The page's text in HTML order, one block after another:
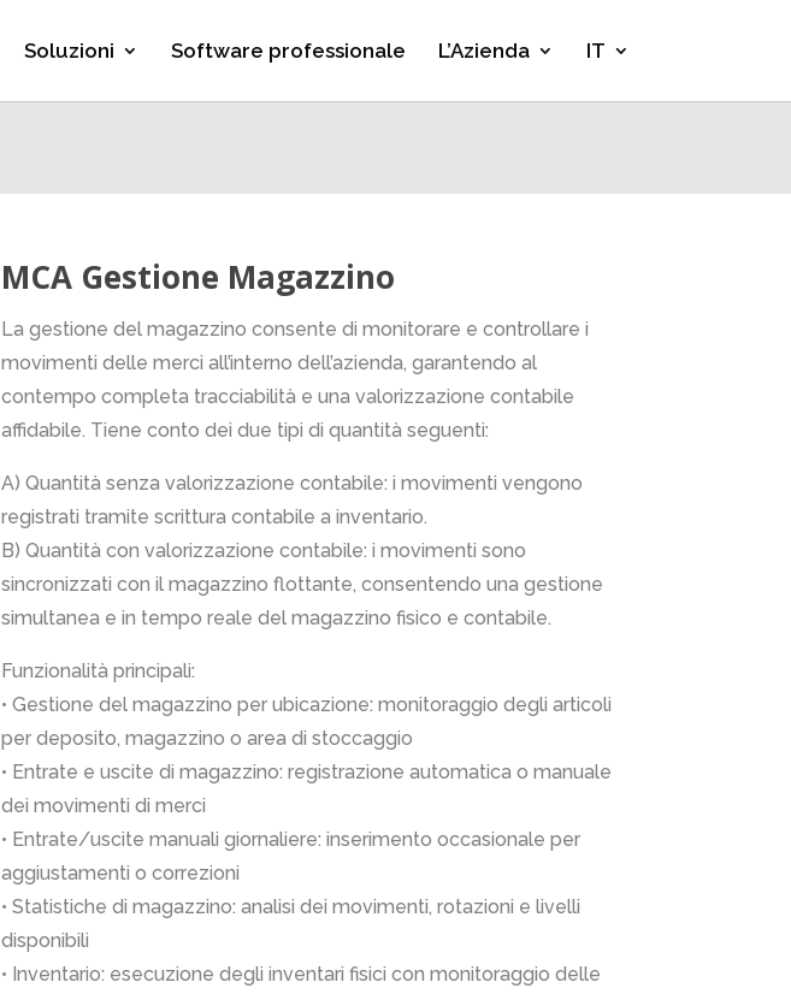
Soluzioni Software professionale L’Azienda IT
MCA Gestione Magazzino
La gestione del magazzino consente di monitorare e controllare i
movimenti delle merci all’interno dell’azienda, garantendo al
contempo completa tracciabilità e una valorizzazione contabile
affidabile. Tiene conto dei due tipi di quantità seguenti:
A) Quantità senza valorizzazione contabile: i movimenti vengono
registrati tramite scrittura contabile a inventario.
B) Quantità con valorizzazione contabile: i movimenti sono
sincronizzati con il magazzino flottante, consentendo una gestione
simultanea e in tempo reale del magazzino fisico e contabile.
Funzionalità principali:
• Gestione del magazzino per ubicazione: monitoraggio degli articoli
per deposito, magazzino o area di stoccaggio
• Entrate e uscite di magazzino: registrazione automatica o manuale
dei movimenti di merci
• Entrate/uscite manuali giornaliere: inserimento occasionale per
aggiustamenti o correzioni
• Statistiche di magazzino: analisi dei movimenti, rotazioni e livelli
disponibili
• Inventario: esecuzione degli inventari fisici con monitoraggio delle